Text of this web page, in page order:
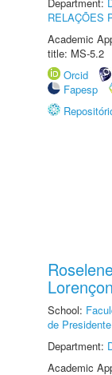
RELAÇÕES
Academic
title: MS-5.2
Orcid
Fapesp
School:
de
Department:
Academic